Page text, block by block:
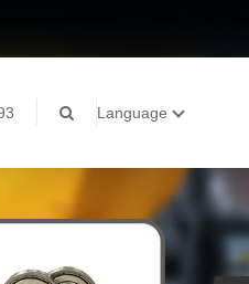
Language